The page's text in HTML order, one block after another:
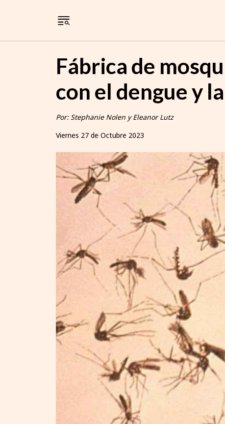
Fábrica de
con el dengue y
Por: Stephanie Nolen y Eleanor Lutz
Viernes 27 de Octubre 2023